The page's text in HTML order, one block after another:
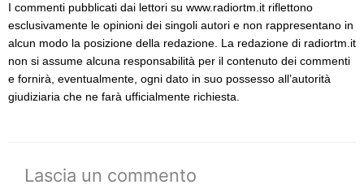
I commenti pubblicati dai lettori su www.radiortm.it riflettono
esclusivamente le opinioni dei singoli autori e non rappresentano in
alcun modo la posizione della redazione. La redazione di radiortm.it
non si assume alcuna responsabilità per il contenuto dei commenti
e fornirà, eventualmente, ogni dato in suo possesso all’autorità
giudiziaria che ne farà ufficialmente richiesta.
Lascia un commento